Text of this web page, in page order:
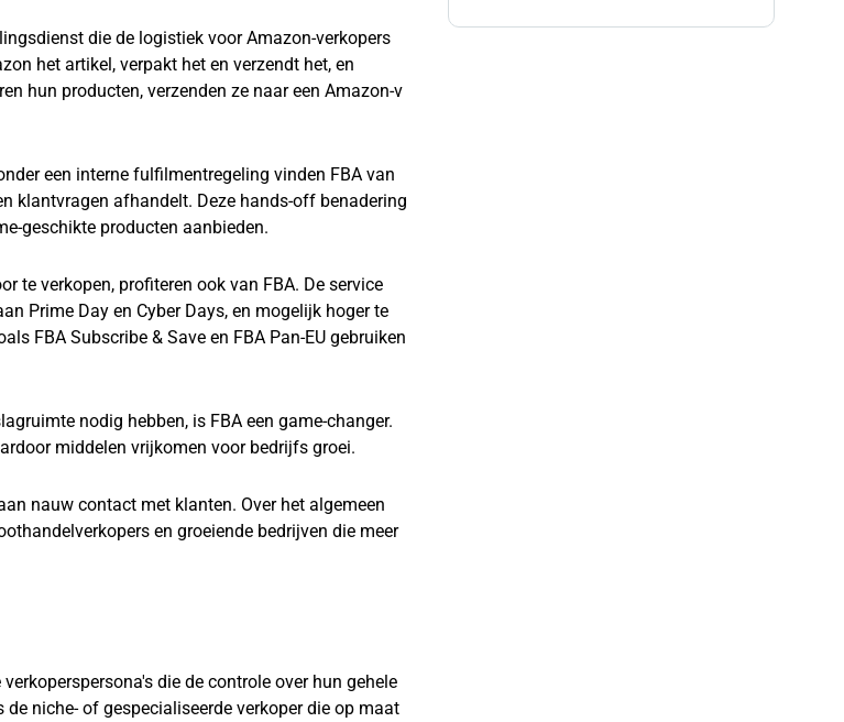
die de logistiek voor Amazon-verkopers
het artikel, verpakt het en verzendt het, en
hun producten, verzenden ze naar een Amazon-v
een interne fulfilmentregeling vinden FBA van
klantvragen afhandelt. Deze hands-off benadering
geschikte producten aanbieden.
te verkopen, profiteren ook van FBA. De service
Prime Day en Cyber Days, en mogelijk hoger te
FBA Subscribe & Save en FBA Pan-EU gebruiken
nodig hebben, is FBA een game-changer.
middelen vrijkomen voor bedrijfs groei.
nauw contact met klanten. Over het algemeen
en groeiende bedrijven die meer
die de controle over hun gehele
niche- of gespecialiseerde verkoper die op maat